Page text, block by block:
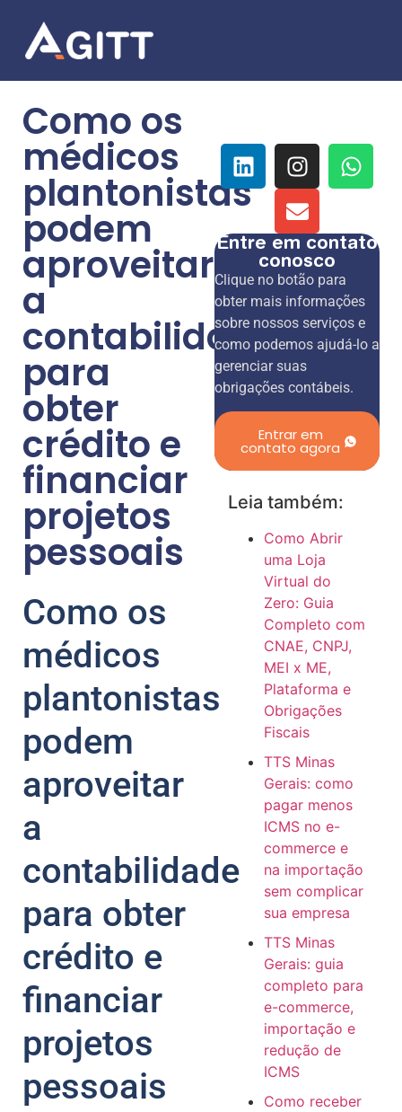
Como os
médicos
plantonistas
podem
aproveitar
a
contabilidade
para
obter
crédito e
financiar
projetos
pessoais
Como os
médicos
plantonistas
podem
aproveitar
a
contabilidade
para obter
crédito e
financiar
projetos
pessoais
Entre em contato
conosco
Clique no botão para
obter mais informações
sobre nossos serviços e
como podemos ajudá-lo a
gerenciar suas
obrigações contábeis.
Entrar em
contato agora
Leia também:
Como Abrir
uma Loja
Virtual do
Zero: Guia
Completo com
CNAE, CNPJ,
MEI x ME,
Plataforma e
Obrigações
Fiscais
TTS Minas
Gerais: como
pagar menos
ICMS no e-
commerce e
na importação
sem complicar
sua empresa
TTS Minas
Gerais: guia
completo para
e-commerce,
importação e
redução de
ICMS
Como receber